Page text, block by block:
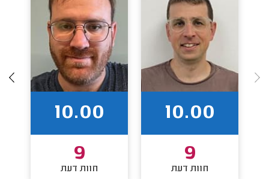
10.00
9
חוות דעת
10.00
9
חוות דעת